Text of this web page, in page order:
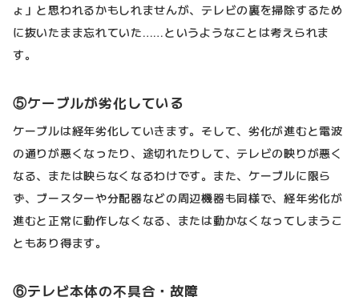
ょ」と思われるかもしれませんが、テレビの裏を掃除するため
に抜いたまま忘れていた……というようなことは考えられま
す。
⑤ケーブルが劣化している
ケーブルは経年劣化していきます。そして、劣化が進むと電波
の通りが悪くなったり、途切れたりして、テレビの映りが悪く
なる、または映らなくなるわけです。また、ケーブルに限ら
ず、ブースターや分配器などの周辺機器も同様で、経年劣化が
進むと正常に動作しなくなる、または動かなくなってしまうこ
ともあり得ます。
⑥テレビ本体の不具合・故障